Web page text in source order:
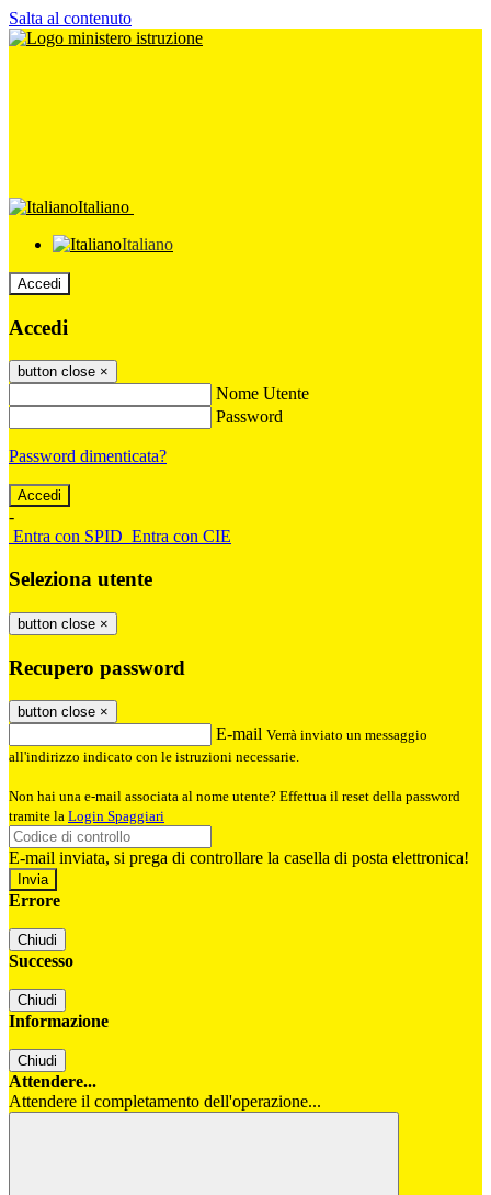
Salta al contenuto
Italiano
Italiano
Accedi
Accedi
button close ×
Nome Utente
Password
Password dimenticata?
-
Entra con SPID Entra con CIE
Seleziona utente
button close ×
Recupero password
button close ×
E-mail Verrà inviato un messaggio
all'indirizzo indicato con le istruzioni necessarie.
Non hai una e-mail associata al nome utente? Effettua il reset della password
tramite la Login Spaggiari
E-mail inviata, si prega di controllare la casella di posta elettronica!
Errore
Chiudi
Successo
Chiudi
Informazione
Chiudi
Attendere...
Attendere il completamento dell'operazione...